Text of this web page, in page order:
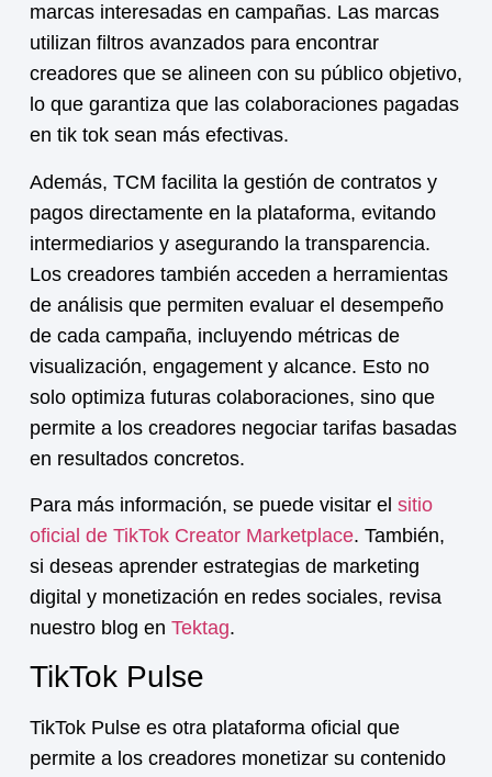
marcas interesadas en campañas. Las marcas
utilizan filtros avanzados para encontrar
creadores que se alineen con su público objetivo,
lo que garantiza que las colaboraciones pagadas
en tik toksean más efectivas.
Además, TCM facilita la gestión de contratos y
pagos directamente en la plataforma, evitando
intermediarios y asegurando la transparencia.
Los creadores también acceden a herramientas
de análisis que permiten evaluar el desempeño
de cada campaña, incluyendo métricas de
visualización, engagement y alcance. Esto no
solo optimiza futuras colaboraciones, sino que
permite a los creadores negociar tarifas basadas
en resultados concretos.
Para más información, se puede visitar el sitio
oficial de TikTok Creator Marketplace. También,
si deseas aprender estrategias de marketing
digital y monetización en redes sociales, revisa
nuestro blog en Tektag.
TikTok Pulse
TikTok Pulse es otra plataforma oficial que
permite a los creadores monetizar su contenido